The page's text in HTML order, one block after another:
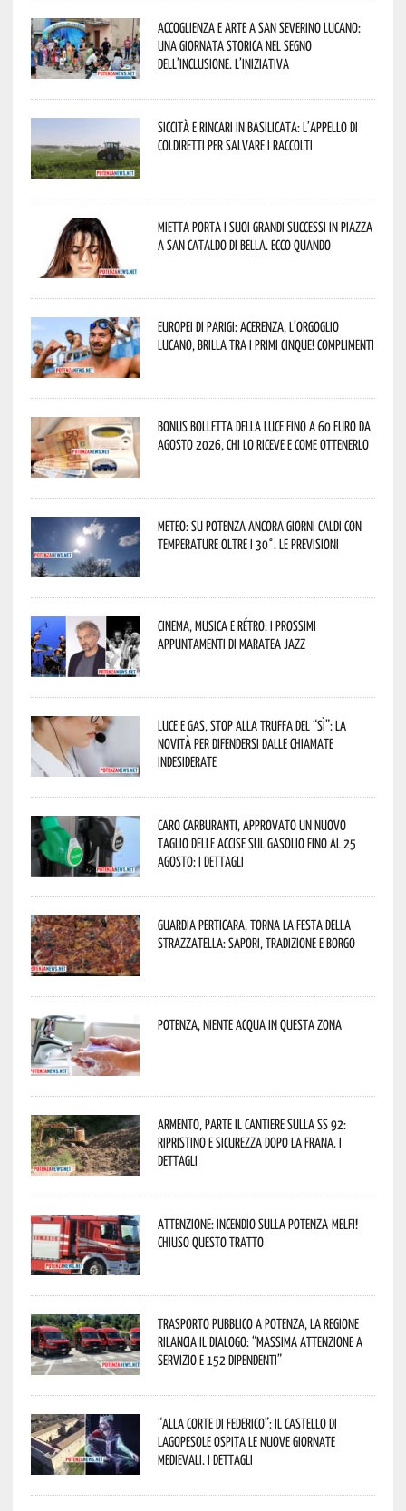
Accoglienza e arte a San Severino Lucano:
una giornata storica nel segno
dell’inclusione. L’iniziativa
Siccità e rincari in Basilicata: l’appello di
Coldiretti per salvare i raccolti
Mietta porta i suoi grandi successi in piazza
a San Cataldo di Bella. Ecco quando
Europei di Parigi: Acerenza, l’orgoglio
lucano, brilla tra i primi cinque! Complimenti
Bonus bolletta della luce fino a 60 euro da
agosto 2026, chi lo riceve e come ottenerlo
Meteo: su Potenza ancora giorni caldi con
temperature oltre i 30°. Le previsioni
Cinema, musica e rétro: i prossimi
appuntamenti di Maratea Jazz
Luce e gas, stop alla truffa del “Sì”: la
novità per difendersi dalle chiamate
indesiderate
Caro carburanti, approvato un nuovo
taglio delle accise sul gasolio fino al 25
agosto: i dettagli
Guardia Perticara, torna la Festa della
Strazzatella: sapori, tradizione e borgo
Potenza, niente acqua in questa zona
Armento, parte il cantiere sulla SS 92:
ripristino e sicurezza dopo la frana. I
dettagli
Attenzione: incendio sulla Potenza-Melfi!
Chiuso questo tratto
Trasporto pubblico a Potenza, la Regione
rilancia il dialogo: “Massima attenzione a
servizio e 152 dipendenti”
“Alla corte di Federico”: il Castello di
Lagopesole ospita le nuove Giornate
Medievali. I dettagli